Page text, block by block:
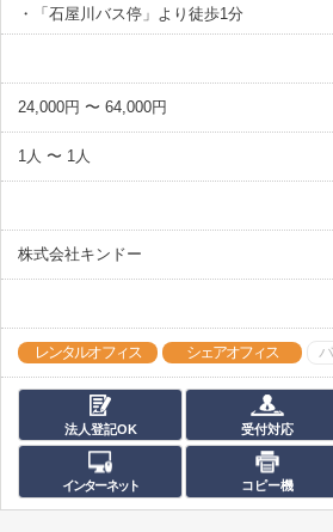
・「石屋川バス停」より徒歩1分
24,000円 〜 64,000円
1人 〜 1人
株式会社キンドー
レンタルオフィス シェアオフィス
法人登記OK 受付対応
インターネット コピー機